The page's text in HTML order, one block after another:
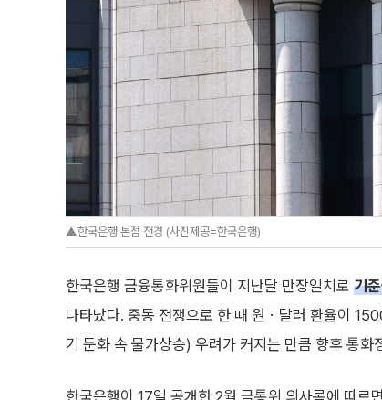
▲한국은행 본점 전경 (사진제공=한국은행)
한국은행 금융통화위원들이 지난달 만장일치로 기
나타났다. 중동 전쟁으로 한 때 원ㆍ달러 환율이
기 둔화 속 물가상승) 우려가 커지는 만큼 향후 통화
한국은행이 17일 공개한 2월 금통위 의사록에 따르